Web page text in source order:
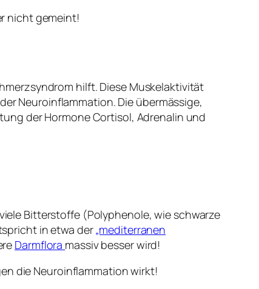
nicht gemeint!
hilft. Diese Muskelaktivität
Neuroinflammation. Die übermässige,
der Hormone Cortisol, Adrenalin und
Bitterstoffe (Polyphenole, wie schwarze
in etwa der„mediterranen
Darmflora massiv besser wird!
die Neuroinflammation wirkt!